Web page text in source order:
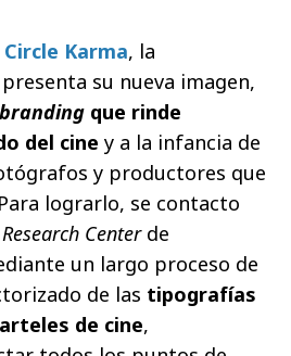
Circle Karma, la
su nueva imagen,
que rinde
del cine y a la infancia de
y productores que
lograrlo, se contacto
Centerde
un largo proceso de
de las tipografías
de cine,